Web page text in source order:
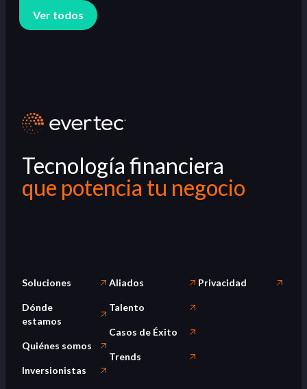
Ver todos
Tecnología financiera
que potencia tu negocio
Soluciones
Dónde
estamos
Quiénes somos
Inversionistas
Aliados
Talento
Casos de Éxito
Trends
Privacidad